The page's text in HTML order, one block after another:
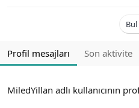
Bul
Profil mesajları Son aktivite
MiledYillan adlı kullanıcının